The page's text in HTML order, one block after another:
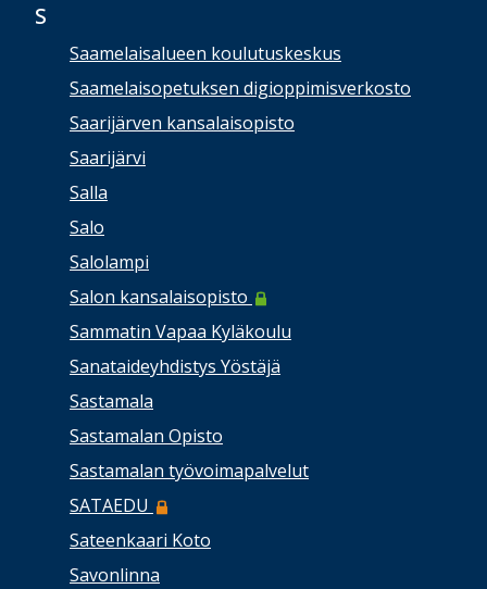
S
Saamelaisalueen koulutuskeskus
Saamelaisopetuksen digioppimisverkosto
Saarijärven kansalaisopisto
Saarijärvi
Salla
Salo
Salolampi
Salon kansalaisopisto
Sammatin Vapaa Kyläkoulu
Sanataideyhdistys Yöstäjä
Sastamala
Sastamalan Opisto
Sastamalan työvoimapalvelut
SATAEDU
Sateenkaari Koto
Savonlinna